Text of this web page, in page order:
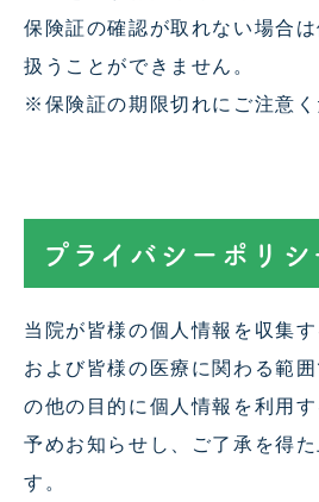
保険証の確認が取れない場合
扱うことができません。
※保険証の期限切れにご注意く
プライバシーポリシ
当院が皆様の個人情報を収集
および皆様の医療に関わる範
の他の目的に個人情報を利用
予めお知らせし、ご了承を得
す。